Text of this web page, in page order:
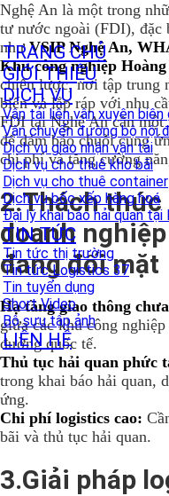
TRANG CHỦ
GIỚI THIỆU
DỊCH VỤ
Vận tải liên vận xuyên
Vận chuyển đường bộ nội
Dịch vụ giao nhận vận tải
Dịch vụ cho thuê kho bãi
Dịch vụ cho thuê container
Dịch vụ bốc xếp hàng hoá
Đại lý khai báo hải quan tại
TIN TỨC
Tin tức thị trường
Tin tức Logistics 37
Tin tuyển dụng
Short Video
Bộ sưu tập ảnh
LIÊN HỆ
Nghệ An là một trong
tư nước ngoài (FDI), đặc
như VSIP Nghệ An,
Khu công nghiệp
chiến lược, nơi tập trung
biến và lắp ráp với nhu
FDI tại Nghệ An cần một
để đảm bảo chuỗi cung
chi phí và tăng cường
2.Thách
doanh
đang đối mặt
Hạ tầng giao thông
giữa các khu công
đường quốc tế.
Thủ tục hải quan phức
trong khai báo hải quan,
ứng.
Chi phí logistics cao:
bãi và thủ tục hải quan.
3.Giải pháp